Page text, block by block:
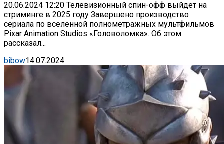
20.06.2024 12:20 Телевизионный спин-офф выйдет на
стриминге в 2025 году Завершено производство
сериала по вселенной полнометражных мультфильмов
Pixar Animation Studios «Головоломка». Об этом
рассказал...
bibow14.07.2024